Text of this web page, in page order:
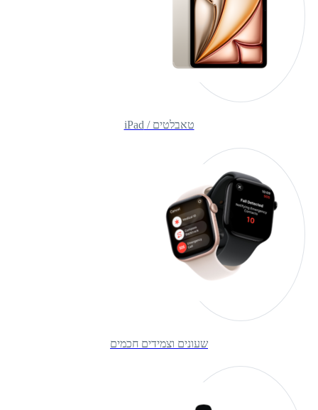
טאבלטים / iPad
שעונים וצמידים חכמים